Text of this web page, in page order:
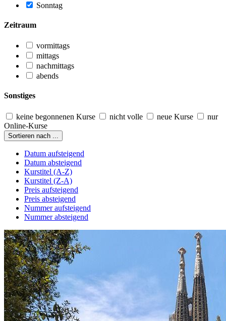
Sonntag
Zeitraum
vormittags
mittags
nachmittags
abends
Sonstiges
keine begonnenen Kurse nicht volle neue Kurse
nur
Online-Kurse
Sortieren nach ...
Datum aufsteigend
Datum absteigend
Kurstitel (A-Z)
Kurstitel (Z-A)
Preis aufsteigend
Preis absteigend
Nummer aufsteigend
Nummer absteigend